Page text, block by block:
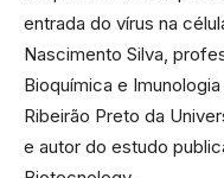
entrada do vírus na
Nascimento Silva,
Bioquímica e
Ribeirão Preto da
e autor do estudo